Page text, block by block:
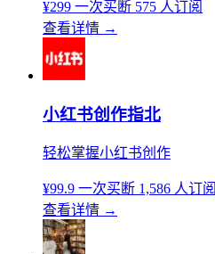
¥299 一次买断 575 人订阅
查看详情 →
小红书创作指北
轻松掌握小红书创作
¥99.9 一次买断 1,586 人订阅
查看详情 →